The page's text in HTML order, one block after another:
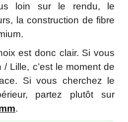
loin sur le rendu, le
la construction de fibre
est donc clair. Si vous
/ Lille, c’est le moment de
Si vous cherchez le
partez plutôt sur
.